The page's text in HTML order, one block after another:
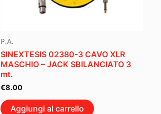
P.A.
SINEXTESIS 02380-3 CAVO XLR
MASCHIO – JACK SBILANCIATO 3
mt.
€8.00
Aggiungi al carrello